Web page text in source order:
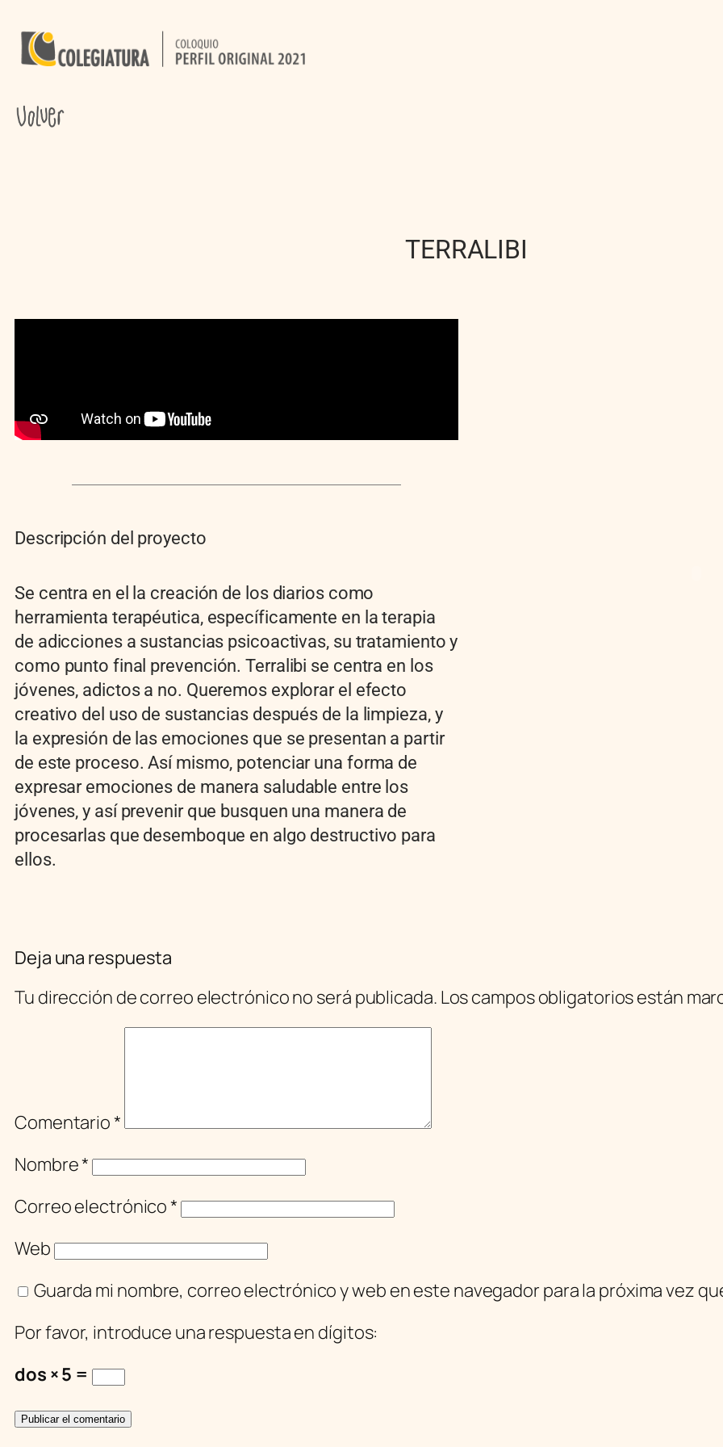
TERRALIBI
Descripción del proyecto
Se centra en el la creación de los diarios como
herramienta terapéutica, específicamente en la terapia
de adicciones a sustancias psicoactivas, su tratamiento y
como punto final prevención.Terralibi se centra en los
jóvenes, adictos a no. Queremos explorar el efecto
creativo del uso de sustancias después de la limpieza, y
la expresión de las emociones que se presentan a partir
de este proceso. Así mismo, potenciar una forma de
expresar emociones de manera saludable entre los
jóvenes, y así prevenir que busquen una manera de
procesarlas que desemboque en algo destructivo para
ellos.
Deja una respuesta
Tu dirección de correo electrónico no será publicada. Los campos obligatorios están
Comentario*
Nombre*
Correo electrónico*
Web
Guarda mi nombre, correo electrónico y web en este navegador para la próxima vez
Por favor, introduce una respuesta en dígitos:
dos × 5 =